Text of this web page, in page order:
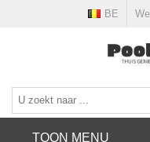
BE
TOON MENU